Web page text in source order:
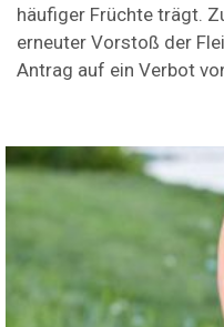
häufiger Früchte trägt.
erneuter Vorstoß der
Antrag auf ein Verbot